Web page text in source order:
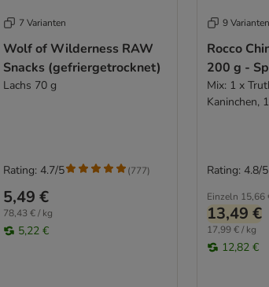
7 Varianten
Wolf of Wilderness RAW
Snacks (gefriergetrocknet)
Lachs 70 g
5,49 €
78,43 € / kg
5,22 €
Rating: 4.7/5 (777)
9 Varianten
Rocco
200 g -
Mix: 1 x
Kaninchen,
Einzeln 15,66
13,49 €
17,99 € / kg
12,82 €
Rating: 4.8/5